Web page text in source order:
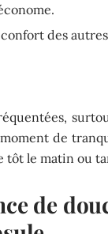
des
de
tôt le matin ou
de